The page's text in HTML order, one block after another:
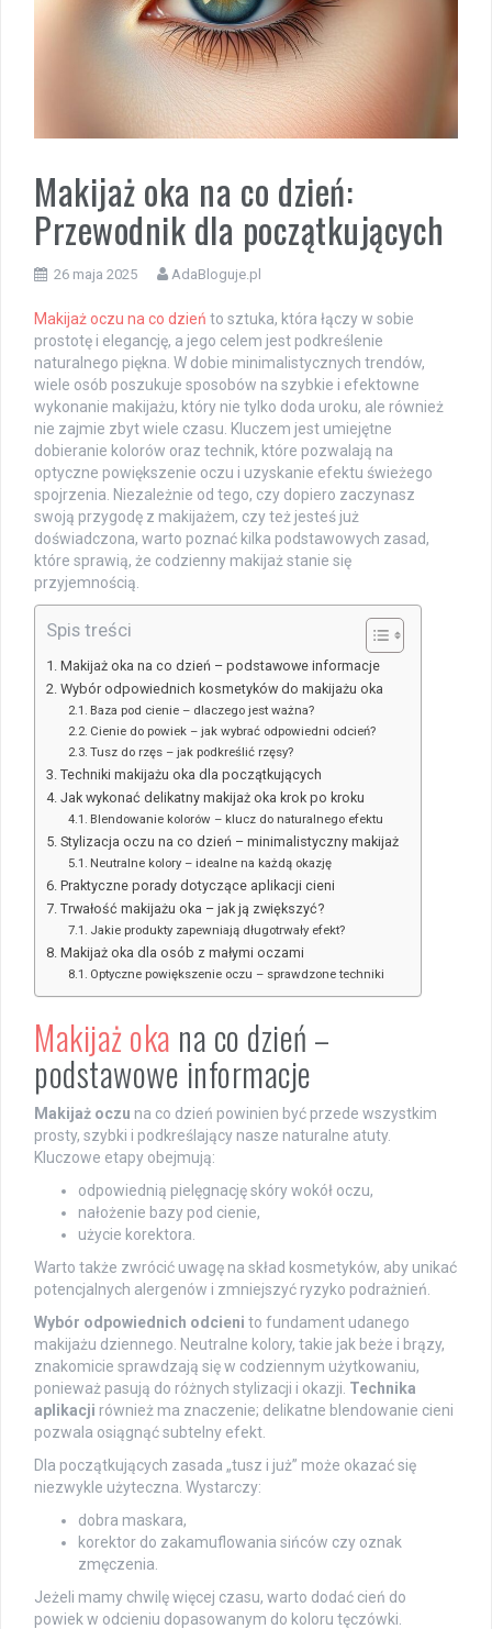
Makijaż oka na co dzień:
Przewodnik dla początkujących
26 maja 2025 AdaBloguje.pl
Makijaż oczu na co dzień to sztuka, która łączy w sobie
prostotę i elegancję, a jego celem jest podkreślenie
naturalnego piękna. W dobie minimalistycznych trendów,
wiele osób poszukuje sposobów na szybkie i efektowne
wykonanie makijażu, który nie tylko doda uroku, ale również
nie zajmie zbyt wiele czasu. Kluczem jest umiejętne
dobieranie kolorów oraz technik, które pozwalają na
optyczne powiększenie oczu i uzyskanie efektu świeżego
spojrzenia. Niezależnie od tego, czy dopiero zaczynasz
swoją przygodę z makijażem, czy też jesteś już
doświadczona, warto poznać kilka podstawowych zasad,
które sprawią, że codzienny makijaż stanie się
przyjemnością.
Spis treści
Makijaż oka na co dzień – podstawowe informacje
Wybór odpowiednich kosmetyków do makijażu oka
Baza pod cienie – dlaczego jest ważna?
Cienie do powiek – jak wybrać odpowiedni odcień?
Tusz do rzęs – jak podkreślić rzęsy?
Techniki makijażu oka dla początkujących
Jak wykonać delikatny makijaż oka krok po kroku
Blendowanie kolorów – klucz do naturalnego efektu
Stylizacja oczu na co dzień – minimalistyczny makijaż
Neutralne kolory – idealne na każdą okazję
Praktyczne porady dotyczące aplikacji cieni
Trwałość makijażu oka – jak ją zwiększyć?
Jakie produkty zapewniają długotrwały efekt?
Makijaż oka dla osób z małymi oczami
Optyczne powiększenie oczu – sprawdzone techniki
Makijaż oka na co dzień –
podstawowe informacje
Makijaż oczu na co dzień powinien być przede wszystkim
prosty, szybki i podkreślający nasze naturalne atuty.
Kluczowe etapy obejmują:
odpowiednią pielęgnację skóry wokół oczu,
nałożenie bazy pod cienie,
użycie korektora.
Warto także zwrócić uwagę na skład kosmetyków, aby unikać
potencjalnych alergenów i zmniejszyć ryzyko podrażnień.
Wybór odpowiednich odcieni to fundament udanego
makijażu dziennego. Neutralne kolory, takie jak beże i brązy,
znakomicie sprawdzają się w codziennym użytkowaniu,
ponieważ pasują do różnych stylizacji i okazji. Technika
aplikacji również ma znaczenie; delikatne blendowanie cieni
pozwala osiągnąć subtelny efekt.
Dla początkujących zasada „tusz i już” może okazać się
niezwykle użyteczna. Wystarczy:
dobra maskara,
korektor do zakamuflowania sińców czy oznak
zmęczenia.
Jeżeli mamy chwilę więcej czasu, warto dodać cień do
powiek w odcieniu dopasowanym do koloru tęczówki.